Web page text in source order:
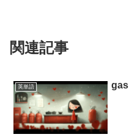
関連記事
英単語 gas